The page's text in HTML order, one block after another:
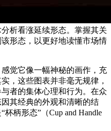
析看涨延续形态。掌握其关
形态，以更好地读懂市场情
觉它像一幅神秘的画作，充
，这些图表并非毫无规律，
者的集体心理和行为。在众
其经典的外观和清晰的结
柄形态”（Cup and Handle